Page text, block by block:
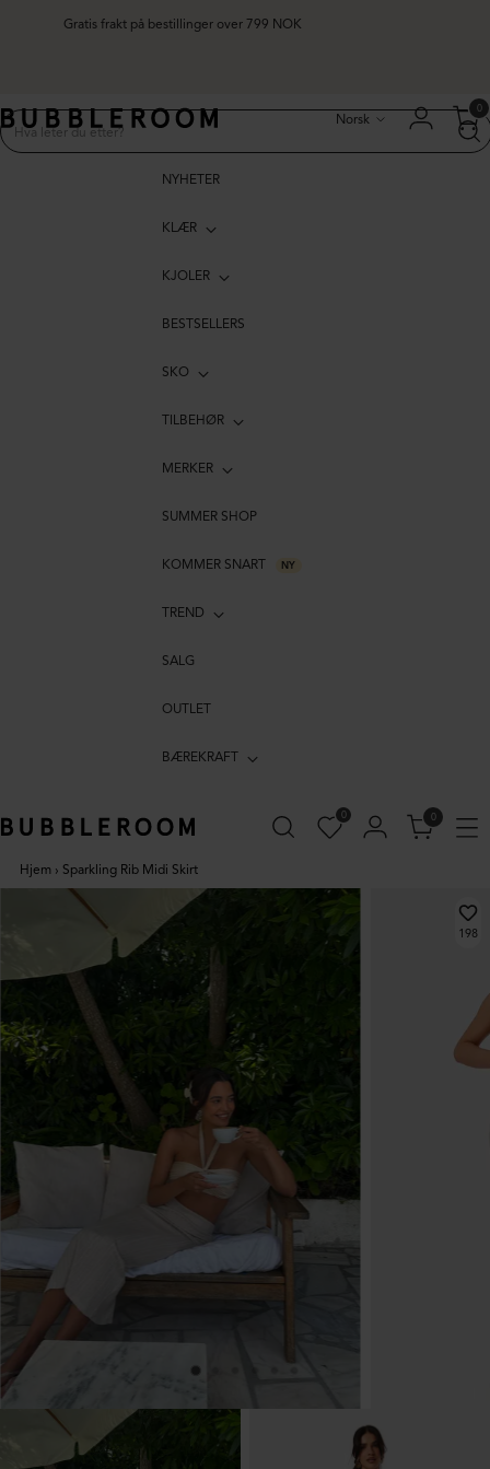
Gratis frakt på bestillinger over 799 NOK
Norsk
0
NYHETER
KLÆR
KJOLER
BESTSELLERS
SKO
TILBEHØR
MERKER
SUMMER SHOP
KOMMER SNART NY
TREND
SALG
OUTLET
BÆREKRAFT
0 0
Hjem › Sparkling Rib Midi Skirt
198